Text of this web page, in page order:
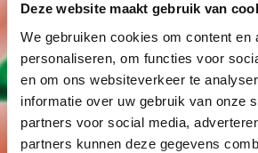
Deze website maakt gebruik van
We gebruiken cookies om content en
personaliseren, om functies voor
en om ons websiteverkeer te
informatie over uw gebruik van onze
partners voor social media,
partners kunnen deze gegevens
€ 3,99
Op voorraad?
Ja
Effect intensiteit